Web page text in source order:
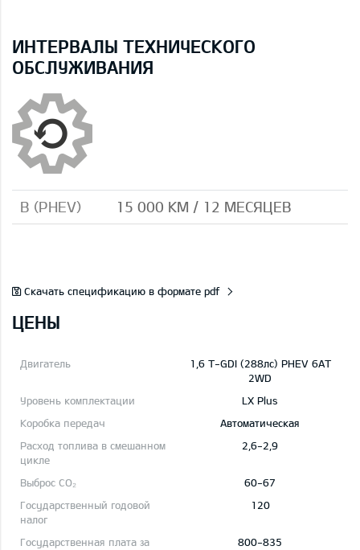
ИНТЕРВАЛЫ ТЕХНИЧЕСКОГО
ОБСЛУЖИВАНИЯ
B (PHEV) 15 000 КМ / 12 МЕСЯЦЕВ
Скачать спецификацию в формате pdf
ЦЕНЫ
1,6 T-GDI (288лс) PHEV 6AT
2WD
LX Plus
Автоматическая
2,6-2,9
60-67
120
800-835